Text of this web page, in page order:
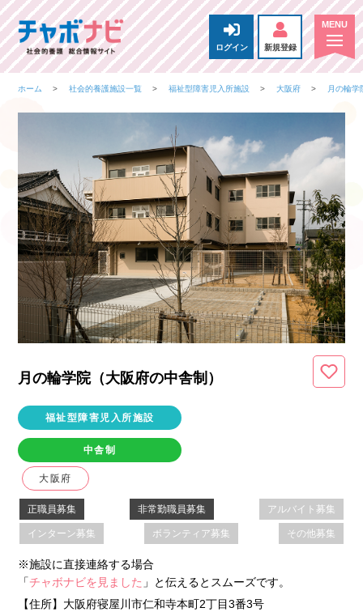
ログイン 新規登録
ホーム 社会的養護施設一覧 福祉型障害児入所施設 大阪府 月の輪学
月の輪学院（大阪府の中舎制 ）
福祉型障害児入所施設
中舎制
大阪府
正職員募集 非常勤職員募集 アルバイト募集
インターン募集 ボランティア募集 その他募集
※施設に直接連絡する場合
「チャボナビを見ました 」と伝えるとスムーズです。
【住所】 大阪府寝屋川市仁和寺本町2丁目3番3号